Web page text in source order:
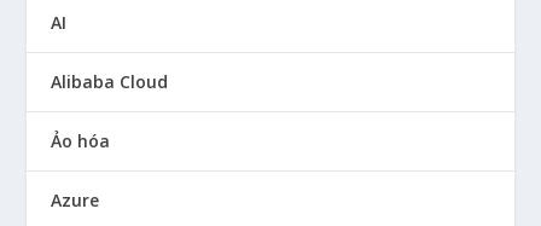
AI
Alibaba Cloud
Ảo hóa
Azure